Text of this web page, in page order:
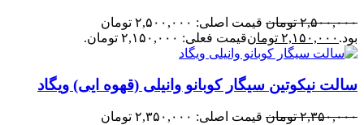
۲,۵۰۰,۰۰۰ تومان
قیمت اصلی: ۲,۵۰۰,۰۰۰ تومان
بود. ۲,۱۵۰,۰۰۰ تومانقیمت فعلی: ۲,۱۵۰,۰۰۰ تومان.
سالت نیکوتین سیگار کوبانو وانیلی (قهوه ایی) ویگاد
۲,۳۵۰,۰۰۰ تومان قیمت اصلی: ۲,۳۵۰,۰۰۰ تومان